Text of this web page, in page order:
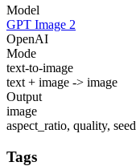
Model
GPT Image 2
OpenAI
Mode
text-to-image
text + image -> image
Output
image
aspect_ratio, quality, seed
Tags